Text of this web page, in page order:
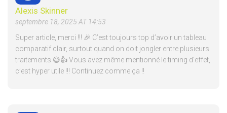
Alexis Skinner
septembre 18, 2025 AT 14:53
Super article, merci !!! 🎉 C’est toujours top d’avoir un tableau
comparatif clair, surtout quand on doit jongler entre plusieurs
traitements 😅👍 Vous avez même mentionné le timing d’effet,
c’est hyper utile !!! Continuez comme ça !!